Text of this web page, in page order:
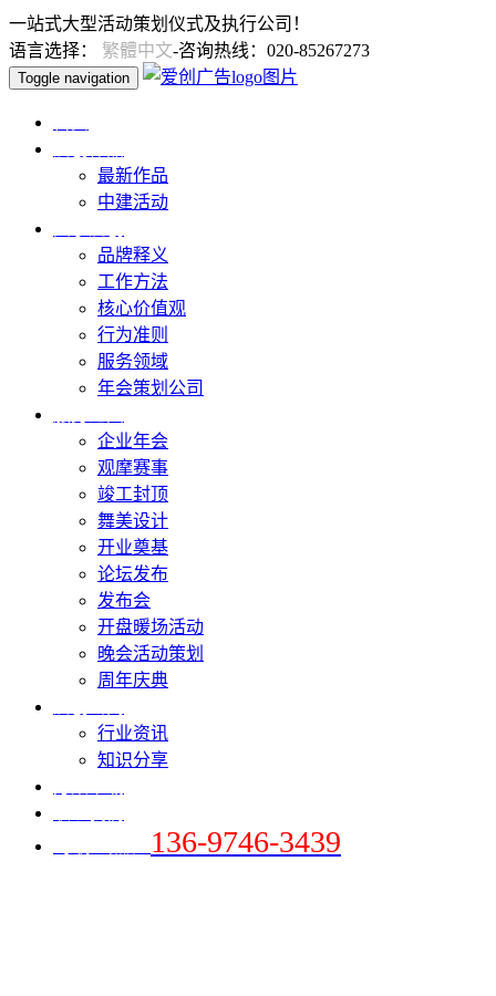
一站式大型活动策划仪式及执行公司！
语言选择： 繁體中文-咨询热线：020-85267273
Toggle navigation
最新作品
中建活动
品牌释义
工作方法
核心价值观
行为准则
服务领域
年会策划公司
企业年会
观摩赛事
竣工封顶
舞美设计
开业奠基
论坛发布
发布会
开盘暖场活动
晚会活动策划
周年庆典
行业资讯
知识分享
136-9746-3439